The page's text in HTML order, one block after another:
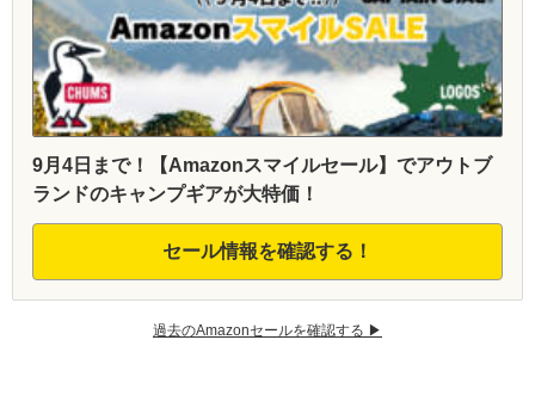
9月4日まで！【Amazonスマイルセール】でアウトブ
ランドのキャンプギアが大特価！
セール情報を確認する！
過去のAmazonセールを確認する ▶︎